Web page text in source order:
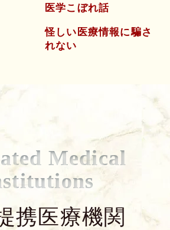
医学こぼれ話
怪しい医療情報に騙さ
れない
Medical
携医療機関